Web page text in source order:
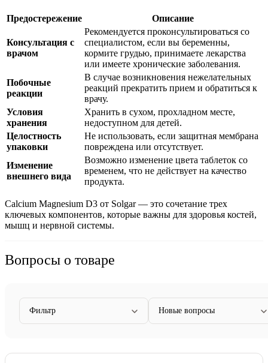
Предостережение Описание
Консультация с
врачом
Рекомендуется проконсультироваться со
специалистом, если вы беременны,
кормите грудью, принимаете лекарства
или имеете хронические заболевания.
Побочные
реакции
В случае возникновения нежелательных
реакций прекратить прием и обратиться к
врачу.
Условия
хранения
Хранить в сухом, прохладном месте,
недоступном для детей.
Целостность
упаковки
Не использовать, если защитная мембрана
повреждена или отсутствует.
Изменение
внешнего вида
Возможно изменение цвета таблеток со
временем, что не действует на качество
продукта.
Calcium Magnesium D3 от Solgar — это сочетание трех
ключевых компонентов, которые важны для здоровья костей,
мышц и нервной системы.
Вопросы о товаре
Фильтр Новые вопросы